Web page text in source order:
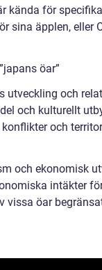
kända för
sina äpplen, eller
öar”
utveckling och
och kulturellt
och
och ekonomisk
intäkter
vissa öar